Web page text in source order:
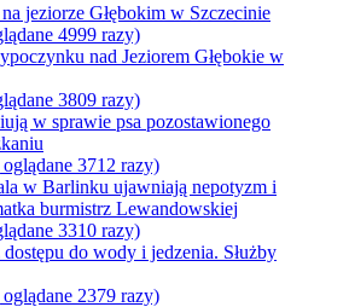
jeziorze Głębokim w Szczecinie
4999 razy)
nad Jeziorem Głębokie w
3809 razy)
w sprawie psa pozostawionego
3712 razy)
w Barlinku ujawniają nepotyzm i
burmistrz Lewandowskiej
3310 razy)
do wody i jedzenia. Służby
2379 razy)